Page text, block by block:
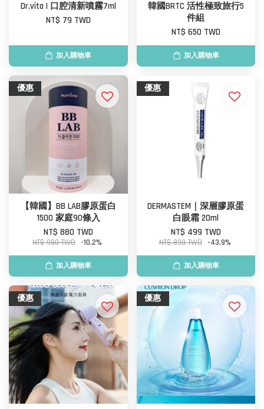
Dr.vita | 口腔清新噴霧7ml
NT$ 79 TWD
加入購物車
韓國BRTC 活性極致旅行5
件組
NT$ 650 TWD
加入購物車
優惠
【韓國】BB LAB膠原蛋白
1500 家庭90條入
NT$ 880 TWD
NT$ 980 TWD -10.2%
加入購物車
優惠
DERMASTEM｜深層膠原蛋
白眼霜 20ml
NT$ 499 TWD
NT$ 890 TWD -43.9%
加入購物車
優惠 優惠